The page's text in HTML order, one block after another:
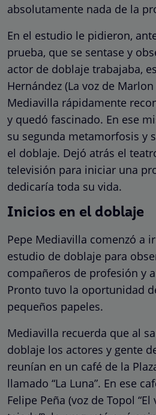
absolutamente nada de la
En el estudio le pidieron,
prueba, que se sentase y
actor de doblaje trabajaba,
Hernández (La voz de
Mediavilla rápidamente
y quedó fascinado. En ese
su segunda metamorfosis y
el doblaje. Dejó atrás el
televisión para iniciar una
dedicaría toda su vida.
Inicios en el doblaje
Pepe Mediavilla comenzó a
estudio de doblaje para
compañeros de profesión y
Pronto tuvo la oportunidad
pequeños papeles.
Mediavilla recuerda que al
doblaje los actores y gente
reunían en un café de la
llamado “La Luna”. En ese
Felipe Peña (voz de Topol